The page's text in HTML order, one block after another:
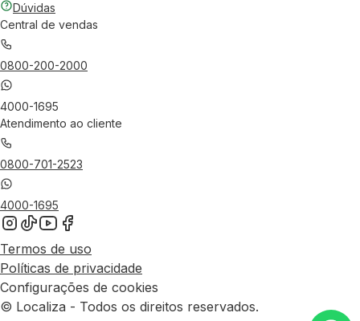
Dúvidas
Central de vendas
0800-200-2000
4000-1695
Atendimento ao cliente
0800-701-2523
4000-1695
Termos de uso
Políticas de privacidade
Configurações de cookies
© Localiza - Todos os direitos reservados.